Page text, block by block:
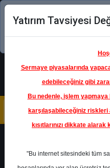
Şimdi
Yatırım Tavsiyesi
Sermaye piyasalarında
edebileceğiniz gibi
Bu nedenle, işlem
karşılaşabileceğiniz riskleri
kısıtlarınızı dikkate
"Bu internet sitesindeki tüm